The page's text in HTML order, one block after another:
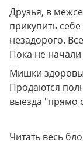
Друзья, в
прикупить
незадорого.
Пока не
Мишки
Продаются
выезда "прямо
Читать весь